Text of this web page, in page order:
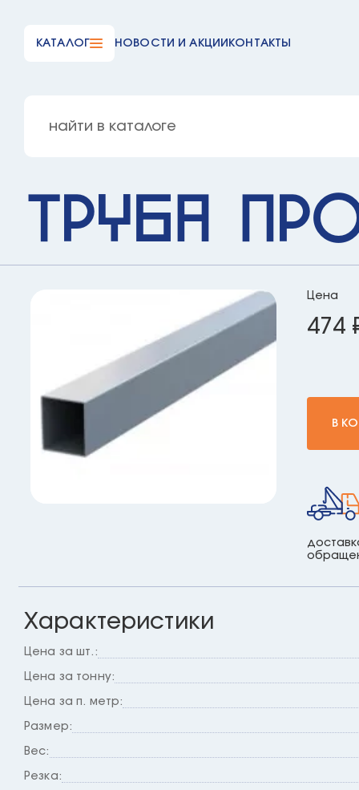
КАТАЛОГ НОВОСТИ И АКЦИИ КОНТАКТЫ
Труба
Цена
474
В
Характеристики
Цена за шт.:
Цена за тонну:
Цена за п. метр:
Размер:
Вес:
Резка: